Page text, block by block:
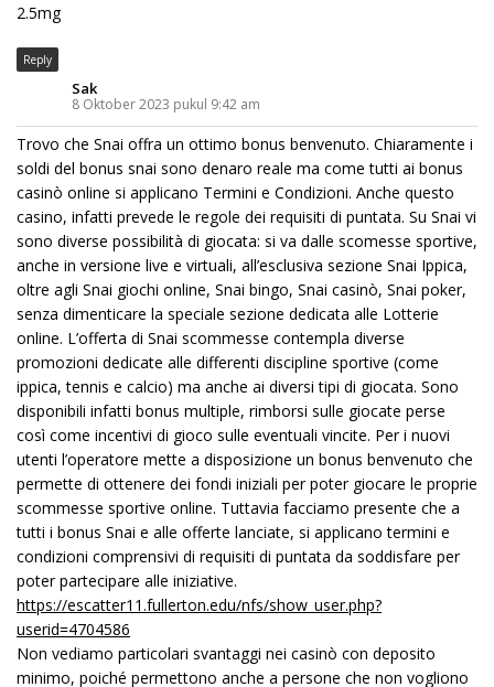
2.5mg
Reply
Sak
8 Oktober 2023 pukul 9:42 am
Trovo che Snai offra un ottimo bonus benvenuto. Chiaramente i
soldi del bonus snai sono denaro reale ma come tutti ai bonus
casinò online si applicano Termini e Condizioni. Anche questo
casino, infatti prevede le regole dei requisiti di puntata. Su Snai vi
sono diverse possibilità di giocata: si va dalle scomesse sportive,
anche in versione live e virtuali, all’esclusiva sezione Snai Ippica,
oltre agli Snai giochi online, Snai bingo, Snai casinò, Snai poker,
senza dimenticare la speciale sezione dedicata alle Lotterie
online. L’offerta di Snai scommesse contempla diverse
promozioni dedicate alle differenti discipline sportive (come
ippica, tennis e calcio) ma anche ai diversi tipi di giocata. Sono
disponibili infatti bonus multiple, rimborsi sulle giocate perse
così come incentivi di gioco sulle eventuali vincite. Per i nuovi
utenti l’operatore mette a disposizione un bonus benvenuto che
permette di ottenere dei fondi iniziali per poter giocare le proprie
scommesse sportive online. Tuttavia facciamo presente che a
tutti i bonus Snai e alle offerte lanciate, si applicano termini e
condizioni comprensivi di requisiti di puntata da soddisfare per
poter partecipare alle iniziative.
https://escatter11.fullerton.edu/nfs/show_user.php?
userid=4704586
Non vediamo particolari svantaggi nei casinò con deposito
minimo, poiché permettono anche a persone che non vogliono